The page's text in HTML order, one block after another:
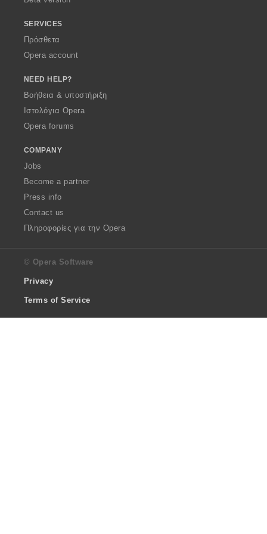
SERVICES
Πρόσθετα
Opera account
NEED HELP?
Βοήθεια & υποστήριξη
Ιστολόγια Opera
Opera forums
COMPANY
Jobs
Become a partner
Press info
Contact us
Πληροφορίες για την Opera
© Opera Software
Privacy
Terms of Service